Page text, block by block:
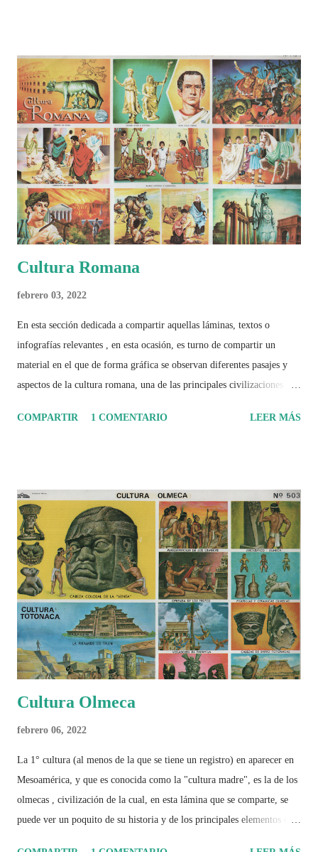
2026 ¿Un punto de quiebre?" Este especial de Pancracio Deportivo no
busca decir únicamente quién ganó o quién perdió. Busca responder si
este Mundial marcó un antes y un después en la forma de entender el
deporte, la identidad nacional, la globalización, la comercialización y
el papel del fútbol como reflejo de nuestras sociedades . Son 230
páginas de análisis, ilustraciones originales y ...
Cultura Romana
febrero 03, 2022
En esta sección dedicada a compartir aquellas láminas, textos o
infografías relevantes , en esta ocasión, es turno de compartir un
material en el que de forma gráfica se observan diferentes pasajes y
aspectos de la cultura romana, una de las principales civilizaciones que
COMPARTIR
1 COMENTARIO LEER MÁS
Cultura Olmeca
febrero 06, 2022
La 1° cultura (al menos de la que se tiene un registro) en aparecer en
Mesoamérica, y que es conocida como la "cultura madre", es la de los
olmecas , civilización de la cual, en esta lámina que se comparte, se
puede ver un poquito de su historia y de los principales elementos que